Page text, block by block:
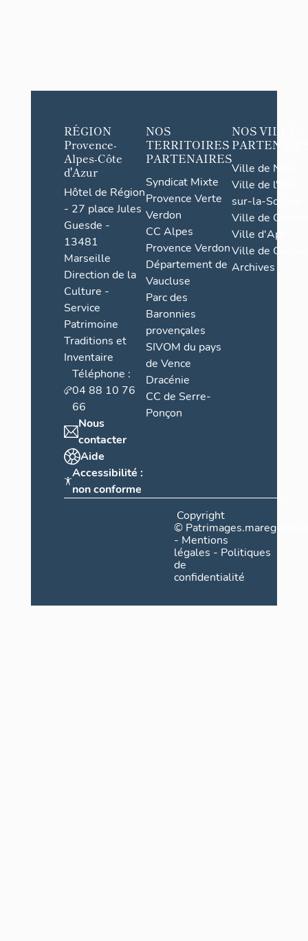
RÉGION
Provence-
Alpes-Côte
d'Azur
Hôtel de Région
- 27 place Jules
Guesde -
13481
Marseille
Direction de la
Culture -
Service
Patrimoine
Traditions et
Inventaire
Téléphone :
04 88 10 76
66
Nous
contacter
Aide
Accessibilité :
non conforme
NOS
TERRITOIRES
PARTENAIRES
Syndicat Mixte
Provence Verte
Verdon
CC Alpes
Provence Verdon
Département de
Vaucluse
Parc des
Baronnies
provençales
SIVOM du pays
de Vence
Dracénie
CC de Serre-
Ponçon
NOS VILLES
Ville de Nice
Ville de l'Isle-
sur-la-Sorgue
Ville de Grasse
Ville d'Apt
Ville de
Archives
Copyright
©
- Mentions
légales - Politiques
de
confidentialité